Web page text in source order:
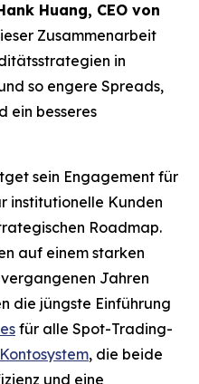
Huang, CEO von
Zusammenarbeit
in
so engere Spreads,
ein besseres
sein Engagement für
institutionelle Kunden
Roadmap.
auf einem starken
Jahren
die jüngste Einführung
für alle Spot-Trading-
, die beide
und eine